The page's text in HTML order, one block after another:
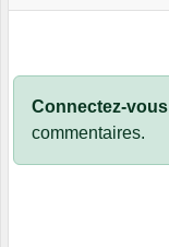
Connectez-vous
commentaires.